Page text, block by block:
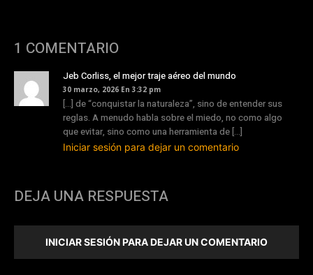
1 COMENTARIO
Jeb Corliss, el mejor traje aéreo del mundo
30 marzo, 2026 En 3:32 pm
[…] de “conquistar la naturaleza”, sino de entender sus
reglas. A menudo habla sobre el miedo, no como algo
que evitar, sino como una herramienta de […]
Iniciar sesión para dejar un comentario
DEJA UNA RESPUESTA
INICIAR SESIÓN PARA DEJAR UN COMENTARIO